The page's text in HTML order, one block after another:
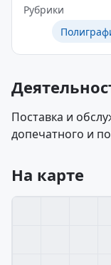
Рубрики
Поставка и
допечатного и
На карте